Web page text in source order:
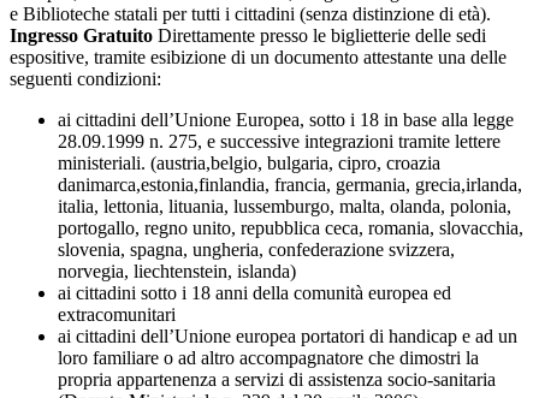
e Biblioteche statali per tutti i cittadini (senza distinzione di età).
Ingresso Gratuito Direttamente presso le biglietterie delle sedi
espositive, tramite esibizione di un documento attestante una delle
seguenti condizioni:
ai cittadini dell’Unione Europea, sotto i 18 in base alla legge
28.09.1999 n. 275, e successive integrazioni tramite lettere
ministeriali. (austria,belgio, bulgaria, cipro, croazia
danimarca,estonia,finlandia, francia, germania, grecia,irlanda,
italia, lettonia, lituania, lussemburgo, malta, olanda, polonia,
portogallo, regno unito, repubblica ceca, romania, slovacchia,
slovenia, spagna, ungheria, confederazione svizzera,
norvegia, liechtenstein, islanda)
ai cittadini sotto i 18 anni della comunità europea ed
extracomunitari
ai cittadini dell’Unione europea portatori di handicap e ad un
loro familiare o ad altro accompagnatore che dimostri la
propria appartenenza a servizi di assistenza socio-sanitaria